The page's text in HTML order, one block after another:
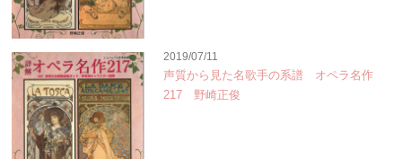
2019/07/11
声質から見た名歌手の系譜 オペラ名作
217 野崎正俊